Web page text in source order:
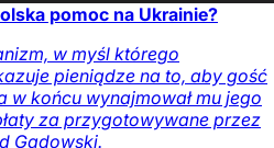
pomoc na Ukrainie?
w myśl którego
pieniądze na to, aby gość
w końcu wynajmował mu jego
za przygotowywane przez
Gadowski.